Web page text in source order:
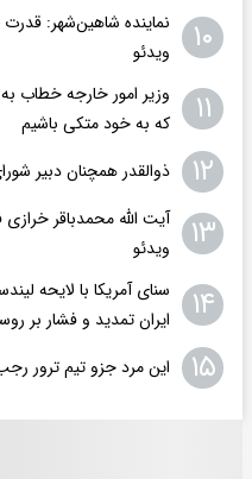
۱۰
نماینده شاهین‌شهر:
ویدئو
۱۱
وزیر امور خارجه خطاب
که به خود متکی باشیم
۱۲ ذوالقدر همچنان دبیر
۱۳
آیت الله محمدباقر
ویدئو
۱۴
سنای آمریکا با لایحه
ایران تمدید و فشار بر
۱۵ این مرد جزو تیم ترور